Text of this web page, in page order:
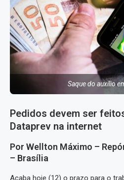
Saque do auxílio
Pedidos devem ser
Dataprev na internet
Por Wellton Máximo –
– Brasília
Acaba hoje (12) o prazo para o